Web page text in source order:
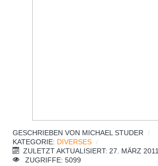
GESCHRIEBEN VON MICHAEL STUDER
KATEGORIE: DIVERSES
ZULETZT AKTUALISIERT: 27. MÄRZ 2011
ZUGRIFFE: 5099